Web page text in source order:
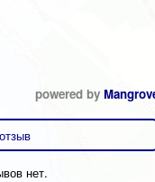
powered by
нет.